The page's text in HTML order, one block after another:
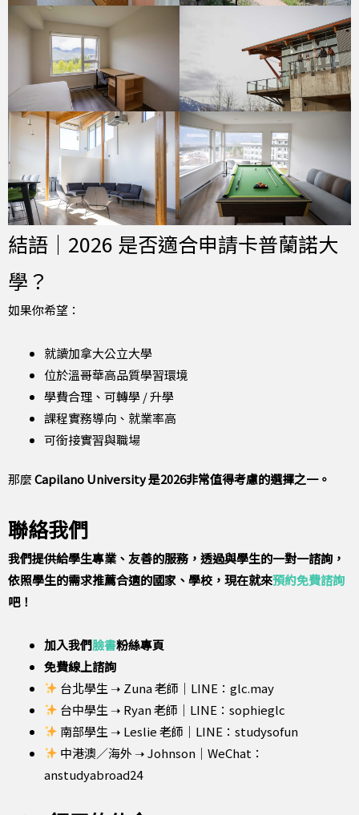
結語｜2026 是否適合申請卡普蘭諾大
學？
如果你希望：
就讀加拿大公立大學
位於溫哥華高品質學習環境
學費合理、可轉學 / 升學
課程實務導向、就業率高
可銜接實習與職場
那麼Capilano University 是2026非常值得考慮的選擇之一。
聯絡我們
我們提供給學生專業、友善的服務，透過與學生的一對一諮詢，
依照學生的需求推薦合適的國家、學校，現在就來預約免費諮詢
吧！
加入我們臉書粉絲專頁
免費線上諮詢
台北學生 ➝ Zuna 老師｜LINE：glc.may
台中學生 ➝ Ryan 老師｜LINE：sophieglc
南部學生 ➝ Leslie 老師｜LINE：studysofun
中港澳／海外 ➝ Johnson｜WeChat：
anstudyabroad24